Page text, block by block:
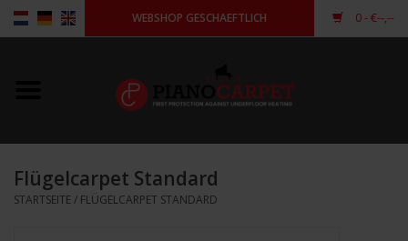
WEBSHOP GESCHAEFTLICH 0- €--,--
Pianocarpet
Flügelcarpet
Flügelcarpet Standard
STARTSEITE/ FLÜGELCARPET STANDARD